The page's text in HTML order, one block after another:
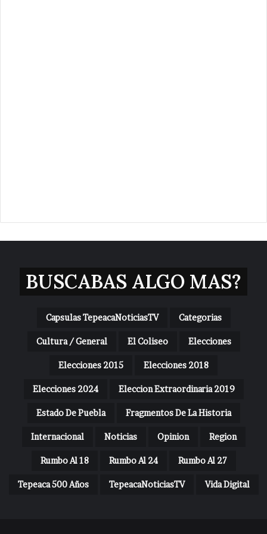
BUSCABAS ALGO MAS?
Capsulas TepeacaNoticiasTV Categorias
Cultura / General El Coliseo Elecciones
Elecciones 2015 Elecciones 2018
Elecciones 2024 Eleccion Extraordinaria 2019
Estado De Puebla Fragmentos De La Historia
Internacional Noticias Opinion Region
Rumbo Al 18 Rumbo Al 24 Rumbo Al 27
Tepeaca 500 Años TepeacaNoticiasTV Vida Digital